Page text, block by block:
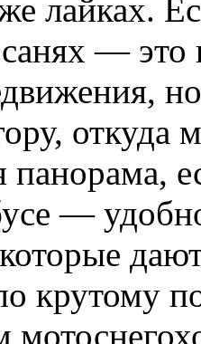
лайках.
— это
откуда
панорама,
—
крутому